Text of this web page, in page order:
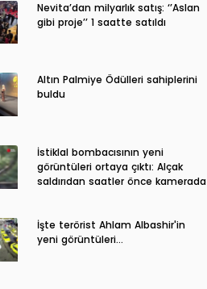
Nevita’dan milyarlık satış: ‘’Aslan
gibi proje’’ 1 saatte satıldı
Altın Palmiye Ödülleri sahiplerini
buldu
İstiklal bombacısının yeni
görüntüleri ortaya çıktı: Alçak
saldırıdan saatler önce kamerada
İşte terörist Ahlam Albashir'in
yeni görüntüleri…